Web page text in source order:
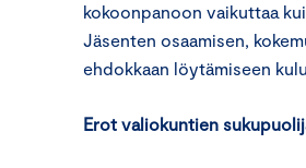
kokoonpanoon vaikuttaa
Jäsenten osaamisen,
ehdokkaan löytämiseen
Erot valiokuntien